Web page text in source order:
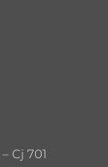
Cj 701